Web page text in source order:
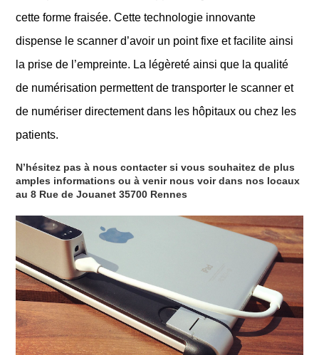
cette forme fraisée. Cette technologie innovante
dispense le scanner d’avoir un point fixe et facilite ainsi
la prise de l’empreinte. La légèreté ainsi que la qualité
de numérisation permettent de transporter le scanner et
de numériser directement dans les hôpitaux ou chez les
patients.
N’hésitez pas à nous contacter si vous souhaitez de plus
amples informations ou à venir nous voir dans nos locaux
au 8 Rue de Jouanet 35700 Rennes